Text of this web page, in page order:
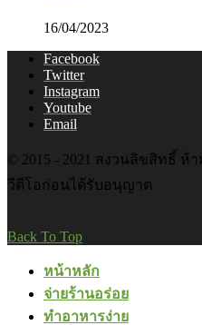
16/04/2023
Facebook
Twitter
Instagram
Youtube
Email
© 2015 - 2021 สงวนลิขสิทธิ์
วีดีโอก่อนได้รับอนุญาต
Back To Top
หน้าหลัก
จ่ายร้านอร่อย
ทำอาหารง่าย